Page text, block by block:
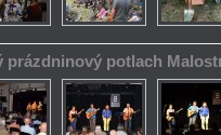
prázdninový potlach